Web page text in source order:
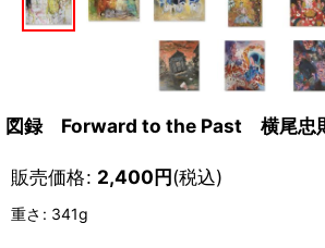
図録 Forward to the Past 横尾忠
販売価格: 2,400円(税込)
重さ : 341g